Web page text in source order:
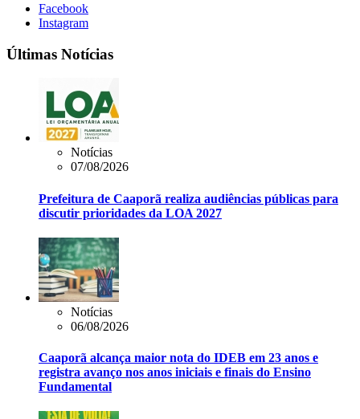
Facebook
Instagram
Últimas Notícias
Notícias
07/08/2026
Prefeitura de Caaporã realiza audiências públicas para
discutir prioridades da LOA 2027
Notícias
06/08/2026
Caaporã alcança maior nota do IDEB em 23 anos e
registra avanço nos anos iniciais e finais do Ensino
Fundamental